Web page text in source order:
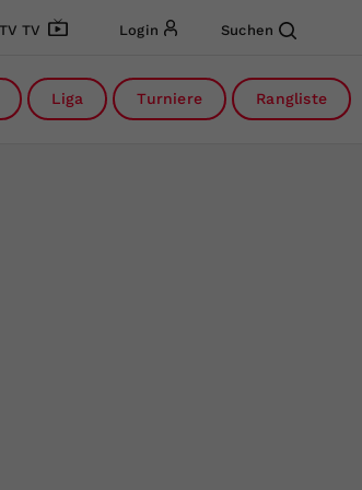
TV Login Suchen
Liga Turniere Rangliste